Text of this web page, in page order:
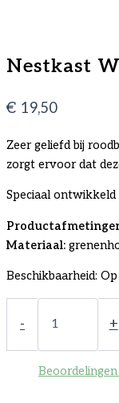
Nestkast
€ 19,50
Zeer geliefd bij
zorgt ervoor dat
Speciaal
Materiaal:
Beschikbaarheid:
-
Nestkast
Winterkoning/
+
Beoordelingen